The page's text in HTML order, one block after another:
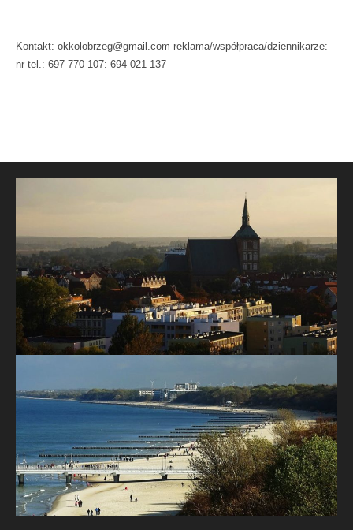
Kontakt: okkolobrzeg@gmail.com reklama/współpraca/dziennikarze:
nr tel.: 697 770 107: 694 021 137